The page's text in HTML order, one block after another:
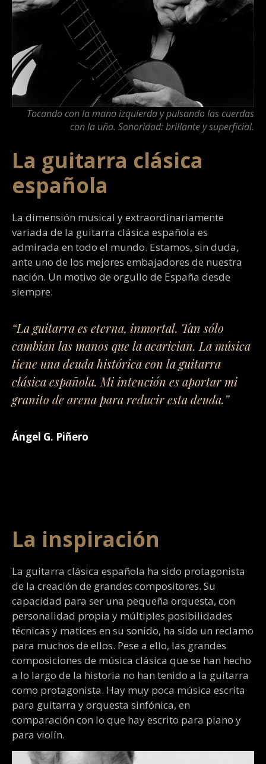
La guitarra clásica
española
La dimensión musical y extraordinariamente
variada de la guitarra clásica española es
admirada en todo el mundo. Estamos, sin duda,
ante uno de los mejores embajadores de nuestra
nación. Un motivo de orgullo de España desde
siempre.
“La guitarra es eterna, inmortal. Tan sólo
cambian las manos que la acarician. La música
tiene una deuda histórica con la guitarra
clásica española. Mi intención es aportar mi
granito de arena para reducir esta deuda.”
Ángel G. Piñero
Tocando con la mano izquierda y pulsando las cuerdas
con la uña. Sonoridad: brillante y superficial.
La inspiración
La guitarra clásica española ha sido protagonista
de la creación de grandes compositores. Su
capacidad para ser una pequeña orquesta, con
personalidad propia y múltiples posibilidades
técnicas y matices en su sonido, ha sido un reclamo
para muchos de ellos. Pese a ello, las grandes
composiciones de música clásica que se han hecho
a lo largo de la historia no han tenido a la guitarra
como protagonista. Hay muy poca música escrita
para guitarra y orquesta sinfónica, en
comparación con lo que hay escrito para piano y
para violín.